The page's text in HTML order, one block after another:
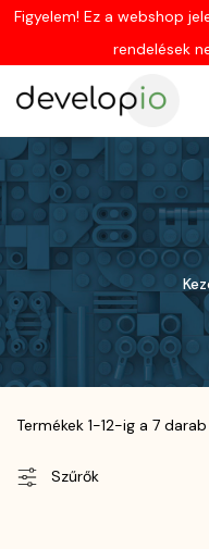
Figyelem! Ez a webshop
rendelések
Termékek 1-12-ig a 7
Szűrők